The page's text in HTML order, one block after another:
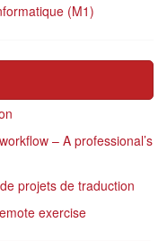
(M1)
– A professional’s
projets de traduction
exercise